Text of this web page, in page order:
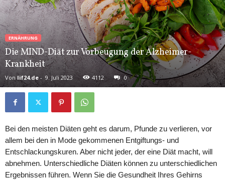
ERNÄHRUNG
Die MIND-Diät zur Vorbeugung der Alzheimer-
Krankheit
Von lif24.de- 9. Juli 2023 4112 0
Bei den meisten Diäten geht es darum, Pfunde zu verlieren, vor
allem bei den in Mode gekommenen Entgiftungs- und
Entschlackungskuren. Aber nicht jeder, der eine Diät macht, will
abnehmen. Unterschiedliche Diäten können zu unterschiedlichen
Ergebnissen führen. Wenn Sie die Gesundheit Ihres Gehirns